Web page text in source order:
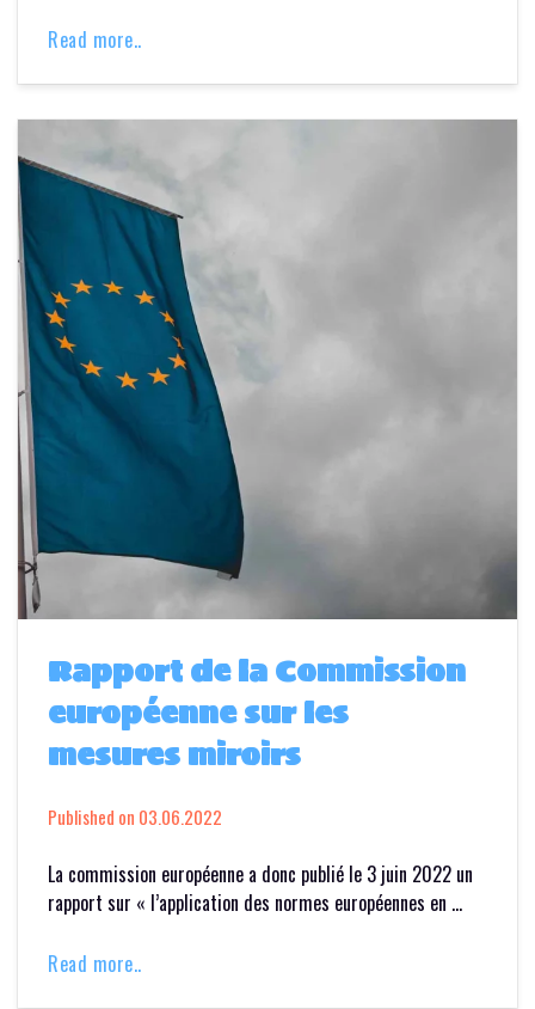
Read more..
Rapport de la Commission
européenne sur les
mesures miroirs
Published on 03.06.2022
La commission européenne a donc publié le 3 juin 2022 un
rapport sur « l’application des normes européennes en …
Read more..